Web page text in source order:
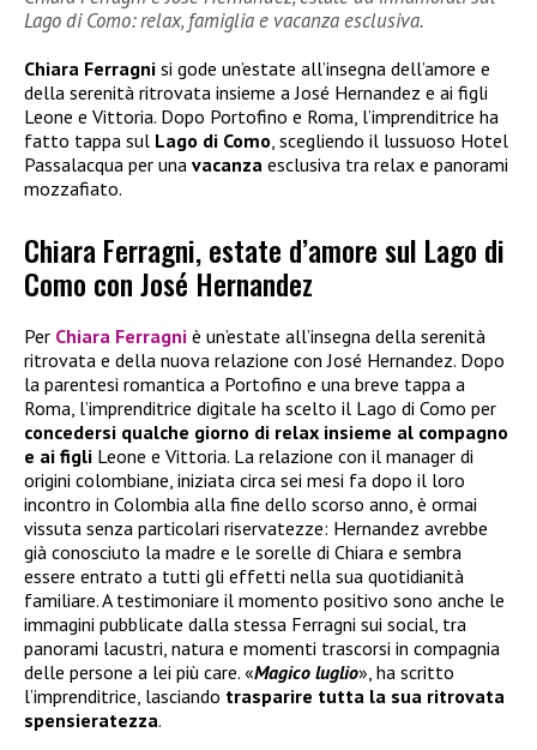
Lago di Como: relax, famiglia e vacanza esclusiva.
Chiara Ferragni si gode un’estate all’insegna dell’amore e
della serenità ritrovata insieme a José Hernandez e ai figli
Leone e Vittoria. Dopo Portofino e Roma, l’imprenditrice ha
fatto tappa sul Lago di Como, scegliendo il lussuoso Hotel
Passalacqua per una vacanza esclusiva tra relax e panorami
mozzafiato.
Chiara Ferragni, estate d’amore sul Lago di
Como con José Hernandez
Per Chiara Ferragni è un’estate all’insegna della serenità
ritrovata e della nuova relazione con José Hernandez. Dopo
la parentesi romantica a Portofino e una breve tappa a
Roma, l’imprenditrice digitale ha scelto il Lago di Como per
concedersi qualche giorno di relax insieme al compagno
e ai figli Leone e Vittoria. La relazione con il manager di
origini colombiane, iniziata circa sei mesi fa dopo il loro
incontro in Colombia alla fine dello scorso anno, è ormai
vissuta senza particolari riservatezze: Hernandez avrebbe
già conosciuto la madre e le sorelle di Chiara e sembra
essere entrato a tutti gli effetti nella sua quotidianità
familiare. A testimoniare il momento positivo sono anche le
immagini pubblicate dalla stessa Ferragni sui social, tra
panorami lacustri, natura e momenti trascorsi in compagnia
delle persone a lei più care. «Magico luglio», ha scritto
l’imprenditrice, lasciando trasparire tutta la sua ritrovata
spensieratezza.